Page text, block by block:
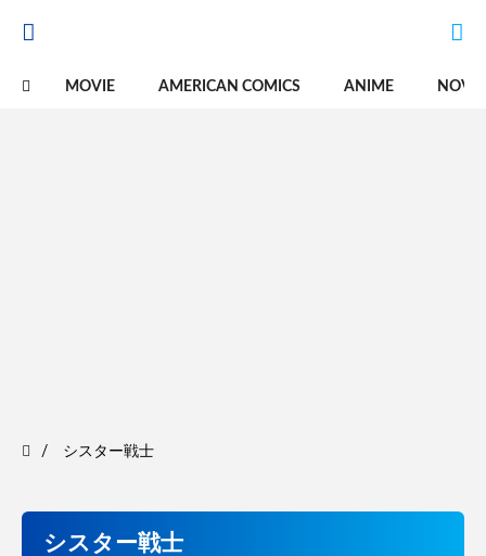
MOVIE AMERICAN COMICS ANIME
シスター戦士
シスター戦士